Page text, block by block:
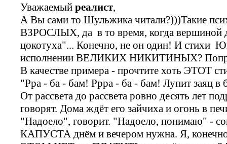
Уважаемый реалист,
А Вы сами то Шульжика читали?)))Такие
ВЗРОСЛЫХ, да в то время, когда вершиной
цокотуха"... Конечно, не он один! И стихи
исполнении ВЕЛИКИХ НИКИТИНЫХ?
В качестве примера - прочтите хоть ЭТОТ
"Рра - ба - бам! Ррра - ба - бам! Лупит заяц в
От рассвета до рассвета ровно десять лет
говорят. Дома ждёт его зайчиха и огонь в
"Надоело", говорит. "Надоело, понимаю" -
КАПУСТА днём и вечером нужна. Я,